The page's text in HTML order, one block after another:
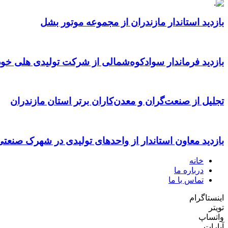
بازدید استاندار مازندران از مجموعه موتور بشل
بازدید فرماندار سوادکوه‌شمالی از شرکت تولیدی هلی
تجلیل از صنعت‌گران و معدن‌کاران برتر استان مازندران
بازدید معاون استاندار از واحدهای تولیدی در شهرک
خانه
درباره ما
تماس با ما
اینستاگرام
تویتر
واتساپ